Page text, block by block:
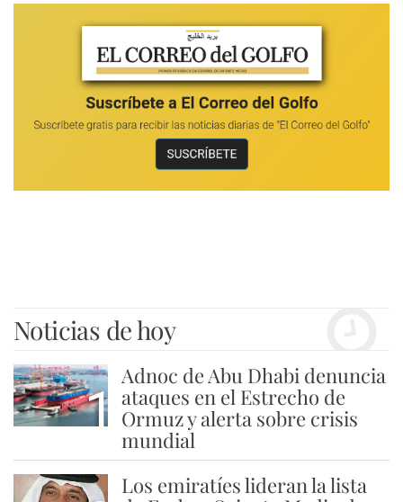
Noticias de hoy
1
Adnoc de Abu Dhabi denuncia
ataques en el Estrecho de
Ormuz y alerta sobre crisis
mundial
Los emiratíes lideran la lista